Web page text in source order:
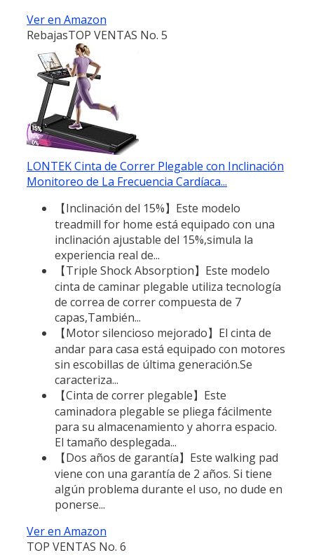
Ver en Amazon
RebajasTOP VENTAS No. 5
LONTEK Cinta de Correr Plegable con Inclinación
Monitoreo de La Frecuencia Cardíaca...
【Inclinación del 15%】Este modelo
treadmill for home está equipado con una
inclinación ajustable del 15%,simula la
experiencia real de...
【Triple Shock Absorption】Este modelo
cinta de caminar plegable utiliza tecnología
de correa de correr compuesta de 7
capas,También...
【Motor silencioso mejorado】El cinta de
andar para casa está equipado con motores
sin escobillas de última generación.Se
caracteriza...
【Cinta de correr plegable】Este
caminadora plegable se pliega fácilmente
para su almacenamiento y ahorra espacio.
El tamaño desplegada...
【Dos años de garantía】Este walking pad
viene con una garantía de 2 años. Si tiene
algún problema durante el uso, no dude en
ponerse...
Ver en Amazon
TOP VENTAS No. 6